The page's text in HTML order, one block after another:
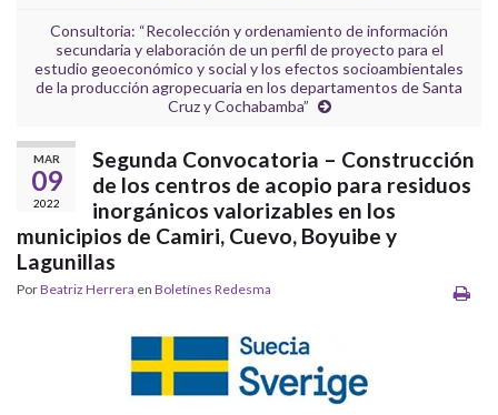
Consultoria: “Recolección y ordenamiento de información
secundaria y elaboración de un perfil de proyecto para el
estudio geoeconómico y social y los efectos socioambientales
de la producción agropecuaria en los departamentos de Santa
Cruz y Cochabamba”
MAR
09
2022
Segunda Convocatoria – Construcción
de los centros de acopio para residuos
inorgánicos valorizables en los
municipios de Camiri, Cuevo, Boyuibe y
Lagunillas
PorBeatriz Herrera en Boletínes Redesma